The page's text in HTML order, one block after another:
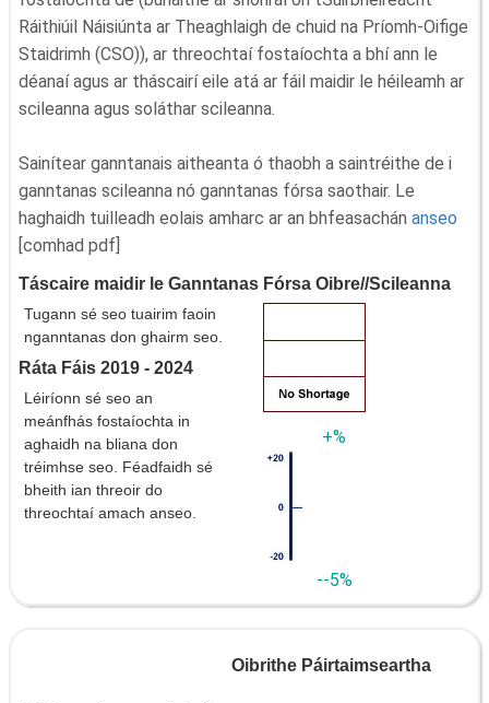
Ráithiúil Náisiúnta ar Theaghlaigh de chuid na Príomh-Oifige
Staidrimh (CSO)), ar threochtaí fostaíochta a bhí ann le
déanaí agus ar tháscairí eile atá ar fáil maidir le héileamh ar
scileanna agus soláthar scileanna.
Sainítear ganntanais aitheanta ó thaobh a saintréithe de i
ganntanas scileanna nó ganntanas fórsa saothair. Le
haghaidh tuilleadh eolais amharc ar an bhfeasachán anseo
[comhad pdf]
Táscaire maidir le Ganntanas Fórsa Oibre//Scileanna
Tugann sé seo tuairim faoin
nganntanas don ghairm seo.
Ráta Fáis 2019 - 2024
Léiríonn sé seo an
meánfhás fostaíochta in
aghaidh na bliana don
tréimhse seo. Féadfaidh sé
bheith ian threoir do
threochtaí amach anseo.
+%
--5%
Oibrithe Páirtaimseartha